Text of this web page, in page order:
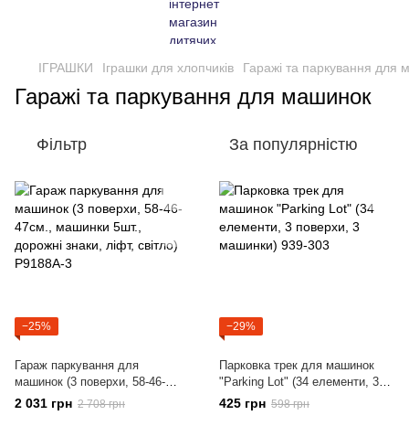
ІГРАШКИ Іграшки для хлопчиків Гаражі та паркування для
Гаражі та паркування для машинок
Фільтр За популярністю
−25%
Гараж паркування для
машинок (3 поверхи, 58-46-
47см., машинки 5шт., дорожні
знаки, ліфт, світло) P9188A-3
2 031 грн 2 708 грн
−29%
Парковка трек для машинок
"Parking Lot" (34 елементи, 3
поверхи, 3 машинки) 939-303
425 грн 598 грн